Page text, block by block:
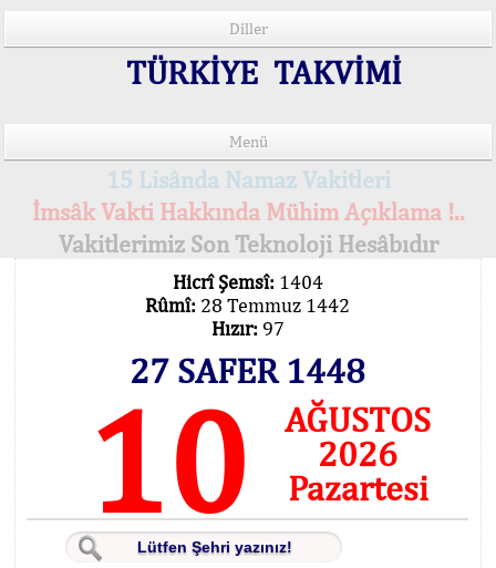
Diller
TÜRKİYE TAKVİMİ
Menü
15 Lisânda Namaz Vakitleri
İmsâk Vakti Hakkında Mühim Açıklama !..
Vakitlerimiz Son Teknoloji Hesâbıdır
Hicrî Şemsî: 1404
Rûmî: 28 Temmuz 1442
Hızır: 97
27 SAFER 1448
10
AĞUSTOS
2026
Pazartesi